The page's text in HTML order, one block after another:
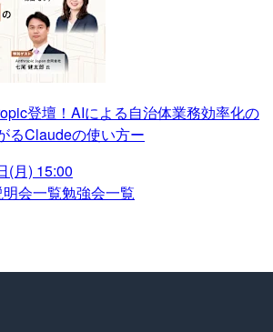
登壇！AIによる自治体業務効率化の
るClaudeの使い方ー
(月) 15:00
会一覧勉強会一覧